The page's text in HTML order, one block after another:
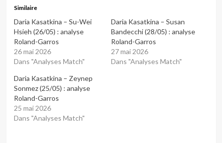
Similaire
Daria Kasatkina – Su-Wei
Hsieh (26/05) : analyse
Roland-Garros
26 mai 2026
Dans "Analyses Match"
Daria Kasatkina – Susan
Bandecchi (28/05) : analyse
Roland-Garros
27 mai 2026
Dans "Analyses Match"
Daria Kasatkina – Zeynep
Sonmez (25/05) : analyse
Roland-Garros
25 mai 2026
Dans "Analyses Match"